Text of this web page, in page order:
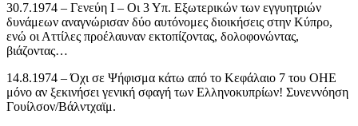
30.7.1974 – Γενεύη Ι – Οι 3 Υπ. Εξωτερικών των εγγυητριών
δυνάμεων αναγνώρισαν δύο αυτόνομες διοικήσεις στην Κύπρο,
ενώ οι Αττίλες προέλαυναν εκτοπίζοντας, δολοφονώντας,
βιάζοντας…
14.8.1974 – Όχι σε Ψήφισμα κάτω από το Κεφάλαιο 7 του ΟΗΕ
μόνο αν ξεκινήσει γενική σφαγή των Ελληνοκυπρίων! Συνεννόηση
Γουίλσον/Βάλντχαϊμ.